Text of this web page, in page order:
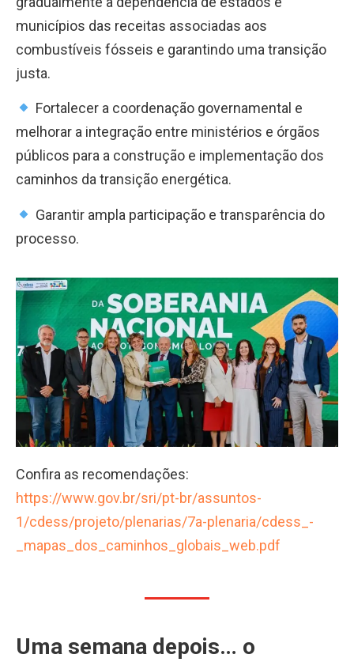
municípios das receitas associadas aos
combustíveis fósseis e garantindo uma transição
justa.
Fortalecer a coordenação governamental e
melhorar a integração entre ministérios e órgãos
públicos para a construção e implementação dos
caminhos da transição energética.
Garantir ampla participação e transparência do
processo.
Confira as recomendações:
https://www.gov.br/sri/pt-br/assuntos-
1/cdess/projeto/plenarias/7a-plenaria/cdess_-
_mapas_dos_caminhos_globais_web.pdf
Uma semana depois… o